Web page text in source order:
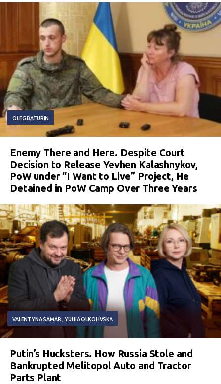
OLEG BATURIN
Enemy There and Here. Despite Court
Decision to Release Yevhen Kalashnykov,
PoW under “I Want to Live” Project, He
Detained in PoW Camp Over Three Years
VALENTYNA SAMAR YULIIA OLKOHVSKA
Putin’s Hucksters. How Russia Stole and
Bankrupted Melitopol Auto and Tractor
Parts Plant